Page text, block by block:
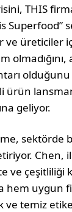
THIS
Superfood”
ve üreticiler
olmadığını,
ürün
geliyor.
sektörde
Chen,
ve çeşitliliği
hem uygun
ve temiz